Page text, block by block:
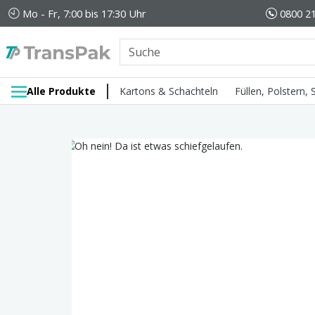
Mo - Fr, 7:00 bis 17:30 Uhr 0800
Alle Produkte Kartons & Schachteln Füllen, Polstern,